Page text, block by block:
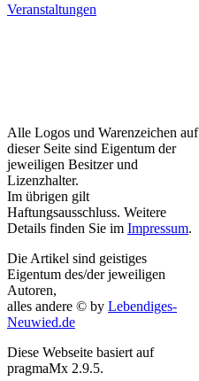
Veranstaltungen
Alle Logos und Warenzeichen auf
dieser Seite sind Eigentum der
jeweiligen Besitzer und
Lizenzhalter.
Im übrigen gilt
Haftungsausschluss. Weitere
Details finden Sie im Impressum.
Die Artikel sind geistiges
Eigentum des/der jeweiligen
Autoren,
alles andere © by Lebendiges-
Neuwied.de
Diese Webseite basiert auf
pragmaMx 2.9.5.